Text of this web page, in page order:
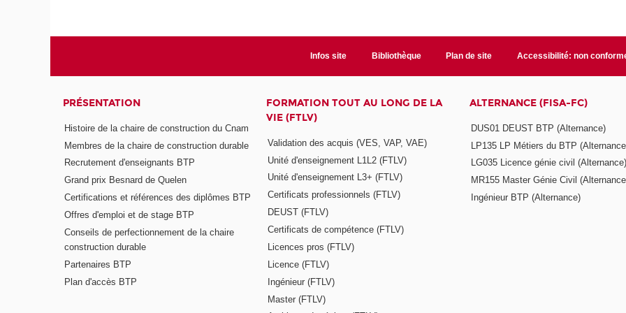
Infos site Bibliothèque Plan de site Accessibilité: non
PRÉSENTATION
Histoire de la chaire de construction du Cnam
Membres de la chaire de construction durable
Recrutement d'enseignants BTP
Grand prix Besnard de Quelen
Certifications et références des diplômes BTP
Offres d'emploi et de stage BTP
Conseils de perfectionnement de la chaire
construction durable
Partenaires BTP
Plan d'accès BTP
FORMATION TOUT AU LONG DE LA
VIE (FTLV)
Validation des acquis (VES, VAP, VAE)
Unité d'enseignement L1L2 (FTLV)
Unité d'enseignement L3+ (FTLV)
Certificats professionnels (FTLV)
DEUST (FTLV)
Certificats de compétence (FTLV)
Licences pros (FTLV)
Licence (FTLV)
Ingénieur (FTLV)
Master (FTLV)
ALTERNANCE (FISA-FC)
DUS01 DEUST BTP (Alternance)
LP135 LP Métiers du BTP
LG035 Licence génie civil (Alternance)
MR155 Master Génie Civil
Ingénieur BTP (Alternance)